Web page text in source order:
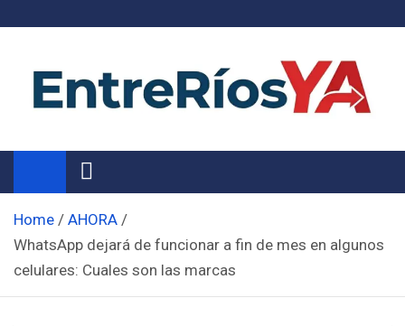
Noticias de Entre Ríos
Información de toda la provincia ahora
Home
AHORA
WhatsApp dejará de funcionar a fin de mes en algunos
celulares: Cuales son las marcas